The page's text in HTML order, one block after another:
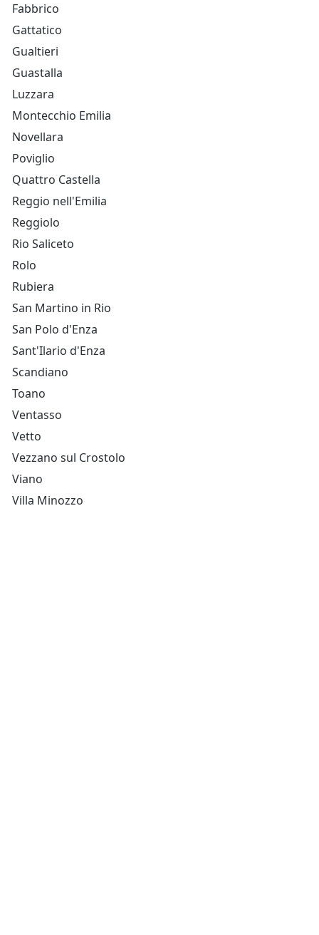
Fabbrico
Gattatico
Gualtieri
Guastalla
Luzzara
Montecchio Emilia
Novellara
Poviglio
Quattro Castella
Reggio nell'Emilia
Reggiolo
Rio Saliceto
Rolo
Rubiera
San Martino in Rio
San Polo d'Enza
Sant'Ilario d'Enza
Scandiano
Toano
Ventasso
Vetto
Vezzano sul Crostolo
Viano
Villa Minozzo